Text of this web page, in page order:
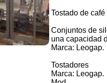
Tostado de café
Conjuntos de
una capacidad
Marca: Leogap.
Tostadores
Marca: Leogap.